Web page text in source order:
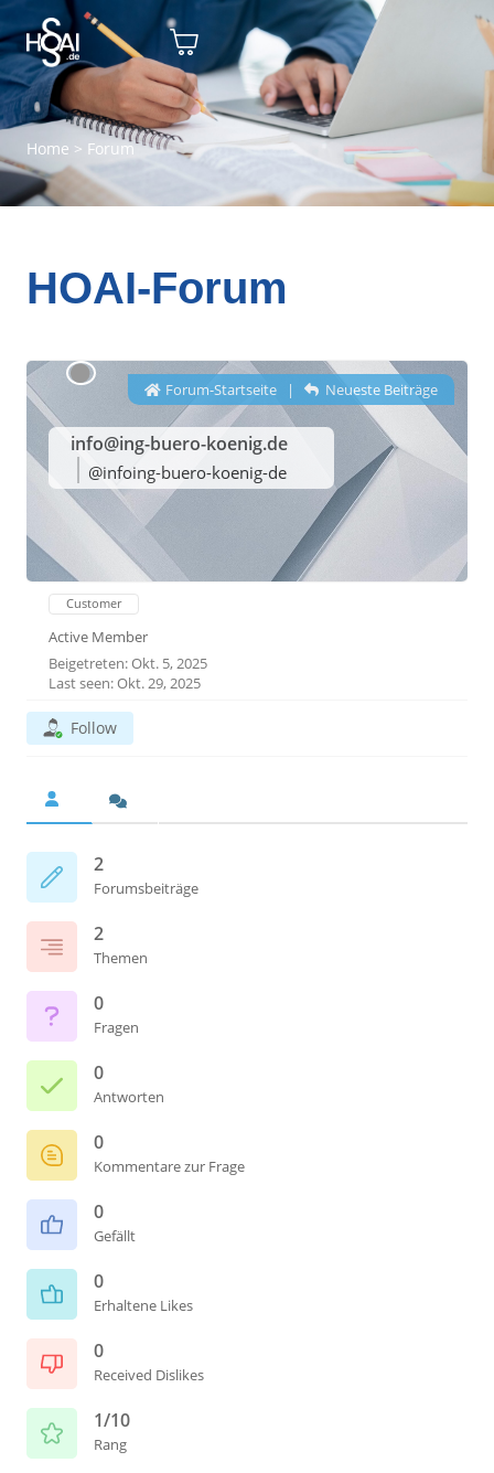
Home > Forum
HOAI-Forum
info@ing-buero-koenig.de
@infoing-buero-koenig-de
Forum-Startseite| Neueste Beiträge
Customer
Active Member
Beigetreten: Okt. 5, 2025
Last seen: Okt. 29, 2025
Follow
2
Forumsbeiträge
2
Themen
0
Fragen
0
Antworten
0
Kommentare zur Frage
0
Gefällt
0
Erhaltene Likes
0
Received Dislikes
1/10
Rang